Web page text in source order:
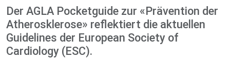
Der AGLA Pocketguide zur «Prävention der
Atherosklerose» reflektiert die aktuellen
Guidelines der European Society of
Cardiology (ESC).